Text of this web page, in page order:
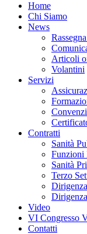
Home
Chi Siamo
News
Articoli
Volantini
Servizi
Contratti
Sanità
Funzioni
Sanità
Terzo
Video
VI Congresso
Contatti